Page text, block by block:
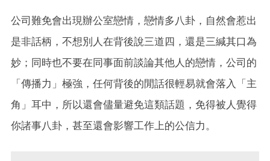
公司難免會出現辦公室戀情，戀情多八卦，自然會惹出
是非話柄，不想別人在背後說三道四，還是三緘其口為
妙；同時也不要在同事面前談論其他人的戀情，公司的
「傳播力」極強，任何背後的閒話很輕易就會落入「主
角」耳中，所以還會儘量避免這類話題，免得被人覺得
你諸事八卦，甚至還會影響工作上的公信力。